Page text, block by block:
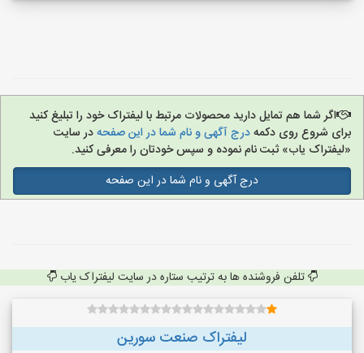
اگر شما هم تمایل دارید محصولات مرتبط با لیفتراک خود را تبلیغ کنید
برای شروع روی دکمهدرج آگهی و نام شما در این صفحهدر سایت
«لیفتراک یاب» ثبت نام نموده و سپس خودتان را معرفی کنید.
درج آگهی و نام شما در این صفحه
تلفن فروشنده ها به ترتیب ستاره در سایت لیفتراک یاب
لیفتراک صنعت سورین